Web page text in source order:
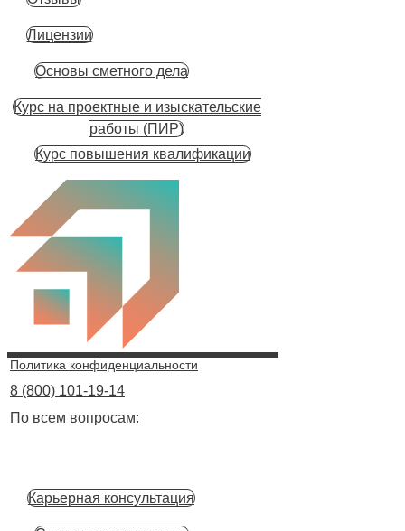
Лицензии
Основы сметного дела
Курс на проектные и изыскательские
работы (ПИР)
Курс повышения квалификации
Политика конфиденциальности
8 (800) 101-19-14
По всем вопросам:
Карьерная консультация